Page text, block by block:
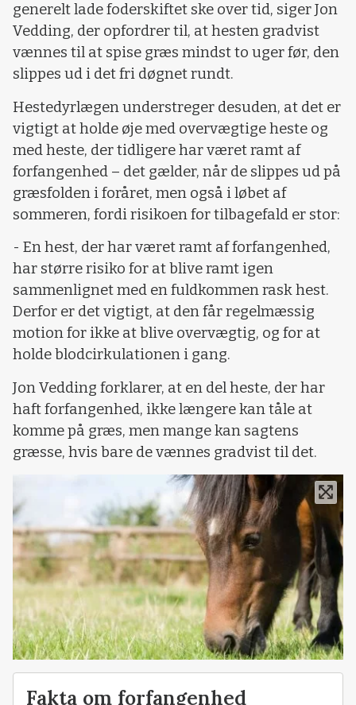
generelt lade foderskiftet ske over tid, siger Jon
Vedding, der opfordrer til, at hesten gradvist
vænnes til at spise græs mindst to uger før, den
slippes ud i det fri døgnet rundt.
Hestedyrlægen understreger desuden, at det er
vigtigt at holde øje med overvægtige heste og
med heste, der tidligere har været ramt af
forfangenhed – det gælder, når de slippes ud på
græsfolden i foråret, men også i løbet af
sommeren, fordi risikoen for tilbagefald er stor:
- En hest, der har været ramt af forfangenhed,
har større risiko for at blive ramt igen
sammenlignet med en fuldkommen rask hest.
Derfor er det vigtigt, at den får regelmæssig
motion for ikke at blive overvægtig, og for at
holde blodcirkulationen i gang.
Jon Vedding forklarer, at en del heste, der har
haft forfangenhed, ikke længere kan tåle at
komme på græs, men mange kan sagtens
græsse, hvis bare de vænnes gradvist til det.
Fakta om forfangenhed